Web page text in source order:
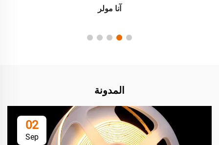
آنا مولر
المدونة
02
Sep